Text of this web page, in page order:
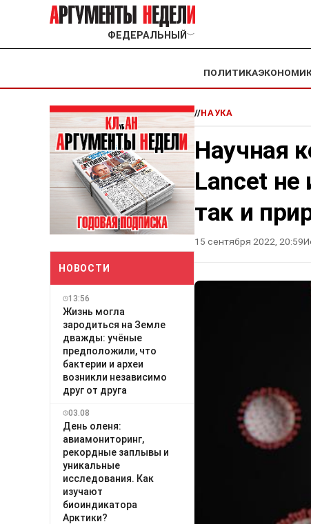
ФЕДЕРАЛЬНЫЙ ﹀
ПОЛИТИКА
НОВОСТИ
13:56
Жизнь могла
зародиться на Земле
дважды: учёные
предположили, что
бактерии и археи
возникли независимо
друг от друга
03.08
День оленя:
авиамониторинг,
рекордные заплывы и
уникальные
исследования. Как
изучают
биоиндикатора
Арктики?
//НАУКА
Научная
Lancet не
так и
15 сентября 2022, 20:59